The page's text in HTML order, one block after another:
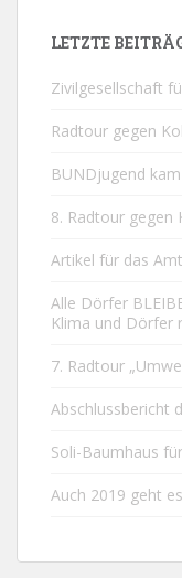
LETZTE
Zivilgesellschaft
Radtour gegen
BUNDjugend
8. Radtour
Artikel für das
Alle Dörfer
Klima und Dörfer
7. Radtour
Abschlussbericht
Soli-Baumhaus
Auch 2019 geht